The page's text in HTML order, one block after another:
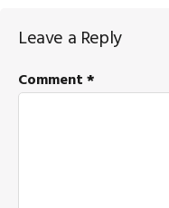
Reader
Interactions
Leave a Reply
Comment*